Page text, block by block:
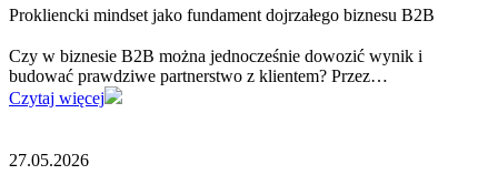
Prokliencki mindset jako fundament dojrzałego biznesu B2B
Czy w biznesie B2B można jednocześnie dowozić wynik i
budować prawdziwe partnerstwo z klientem? Przez…
Czytaj więcej
27.05.2026